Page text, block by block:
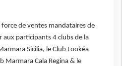
force de ventes mandataires de
aux participants 4 clubs de la
Sicilia, le Club Lookéa
Marmara Cala Regina & le